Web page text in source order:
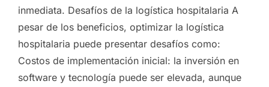
inmediata. Desafíos de la logística hospitalaria A
pesar de los beneficios, optimizar la logística
hospitalaria puede presentar desafíos como:
Costos de implementación inicial: la inversión en
software y tecnología puede ser elevada, aunque